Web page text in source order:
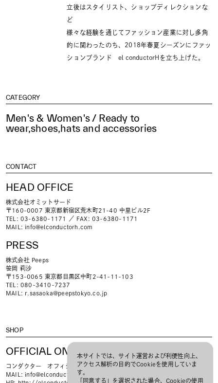
立後はスタイリスト、ショップディレクションな
ど
様々な経験を通じてファッション産業に対し多角
的に関わったのち、2018年春夏シーズンにファッ
ションブランド el conductorHを立ち上げた。
CATEGORY
Men's & Women's / Ready to
wear,shoes,hats and accessories
CONTACT
HEAD OFFICE
株式会社オミットサード
〒160-0007 東京都新宿区荒木町21-40 中里ビル2F
TEL: 03-6380-1171 ／ FAX: 03-6380-1171
MAIL: info@elconductorh.com
PRESS
株式会社 Peeps
笹岡 莉沙
〒153-0065 東京都目黒区中町2-41-11-103
TEL: 080-3410-7237
MAIL: r.sasaoka@peepstokyo.co.jp
SHOP
OFFICIAL ONLINE STORE
コンダクター オフィシャルオンラインストア
MAIL: info@elconductorh.com
本サイトでは、サイト運営および利便性向上、
アクセス解析の目的でCookieを使用していま
す。
「同意する」を選択された場合、Cookieの使用